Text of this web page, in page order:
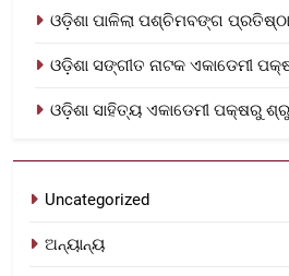
ଓଡ଼ିଶା ପାଳିଲା ପଶ୍ଚିମବଙ୍ଗ
ଓଡ଼ିଶା ସଙ୍ଗୀତ ନାଟକ ଏକାଡେମୀ
ଓଡ଼ିଶା ସାହିତ୍ୟ ଏକାଡେମୀ ପକ୍ଷରୁ
Uncategorized
ଅନ୍ୟାନ୍ୟ